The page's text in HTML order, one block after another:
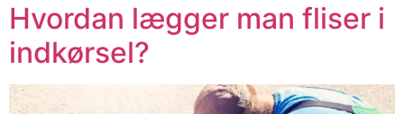
Hvordan lægger man fliser i
indkørsel?